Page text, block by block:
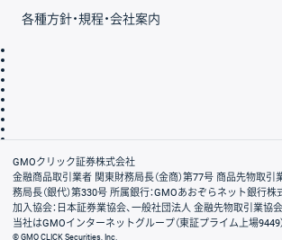
各種方針・規程・会社案内
会社案内
GMOクリック証券株式会社
金融商品取引業者 関東財務局長（金商）第77号 商品先物取
務局長（銀代）第330号 所属銀行：GMOあおぞらネット銀行株
加入協会：日本証券業協会、一般社団法人 金融先物取引業協
当社はGMOインターネットグループ（東証プライム上場9449
© GMO CLICK Securities, Inc.